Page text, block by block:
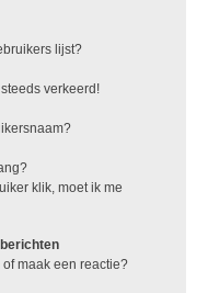
lijst?
verkeerd!
klik, moet ik me
maak een reactie?